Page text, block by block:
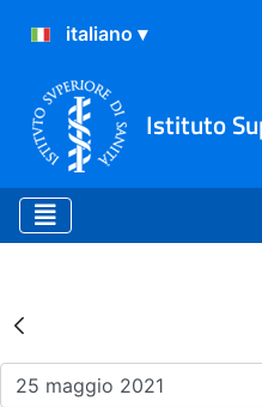
Istituto
Risultati